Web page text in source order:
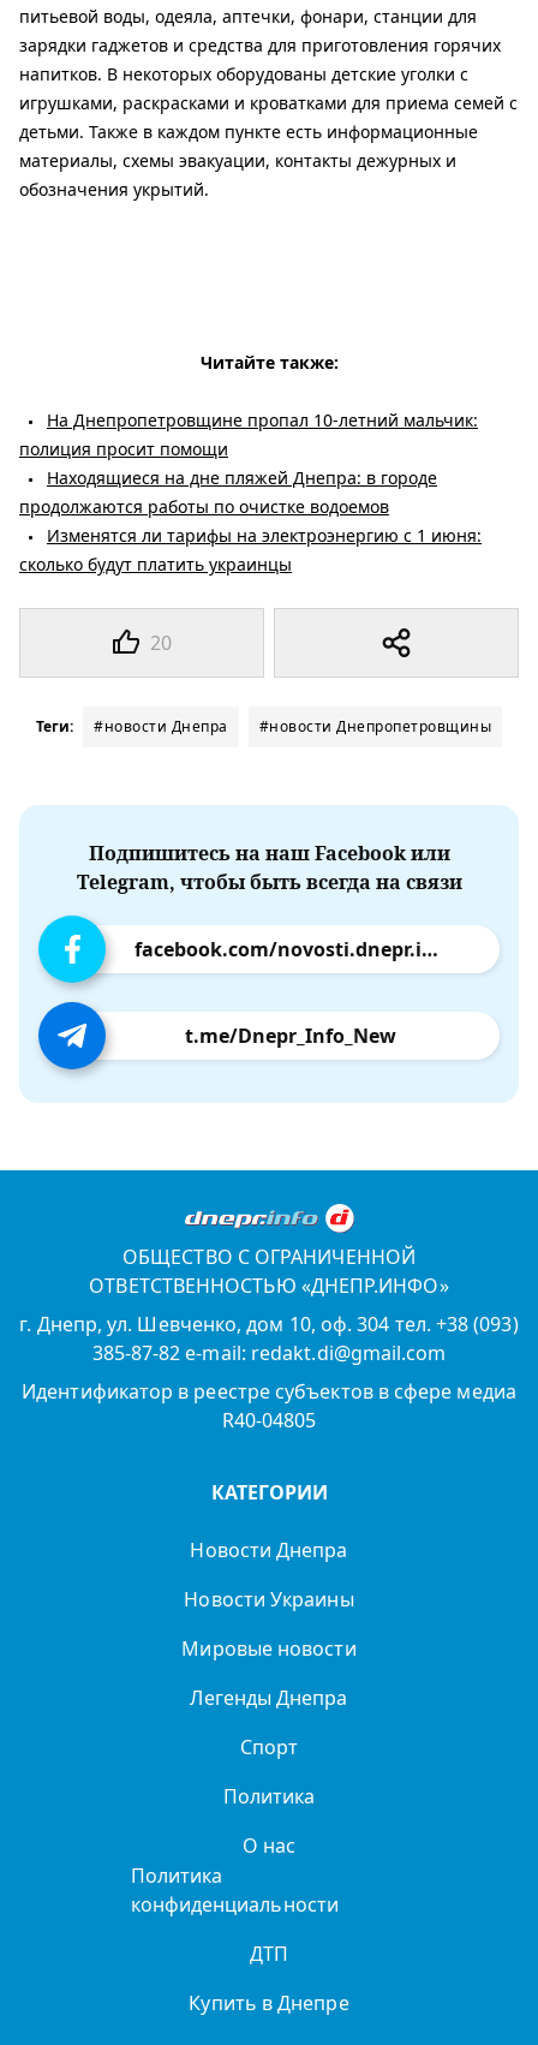
20
питьевой воды, одеяла, аптечки, фонари, станции для
зарядки гаджетов и средства для приготовления горячих
напитков. В некоторых оборудованы детские уголки с
игрушками, раскрасками и кроватками для приема семей с
детьми. Также в каждом пункте есть информационные
материалы, схемы эвакуации, контакты дежурных и
обозначения укрытий.
Читайте также:
На Днепропетровщине пропал 10-летний мальчик:
полиция просит помощи
Находящиеся на дне пляжей Днепра: в городе
продолжаются работы по очистке водоемов
Изменятся ли тарифы на электроэнергию с 1 июня:
сколько будут платить украинцы
Теги: #новости Днепра #новости Днепропетровщины
Подпишитесь на наш Facebook или
Telegram, чтобы быть всегда на связи
facebook.com/novosti.dnepr.info
t.me/Dnepr_Info_New
ОБЩЕСТВО С ОГРАНИЧЕННОЙ
ОТВЕТСТВЕННОСТЬЮ «ДНЕПР.ИНФО»
г. Днепр, ул. Шевченко, дом 10, оф. 304 тел. +38 (093)
385-87-82 e-mail: redakt.di@gmail.com
Идентификатор в реестре субъектов в сфере медиа
R40-04805
КАТЕГОРИИ
Новости Днепра
Новости Украины
Мировые новости
Легенды Днепра
Спорт
Политика
О нас
Политика
конфиденциальности
ДТП
Купить в Днепре